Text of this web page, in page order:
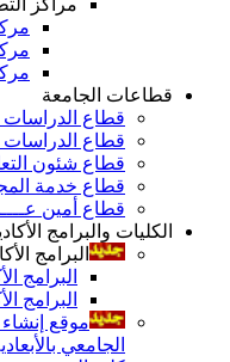
قطاعات الجامعة
قطاع الدراسات
قطاع الدراسات
قطاع شئون
قطاع خدمة
قطاع أمين
الكليات والبرامج
البرامج
البرامج
البرامج
موقع
الجامعي